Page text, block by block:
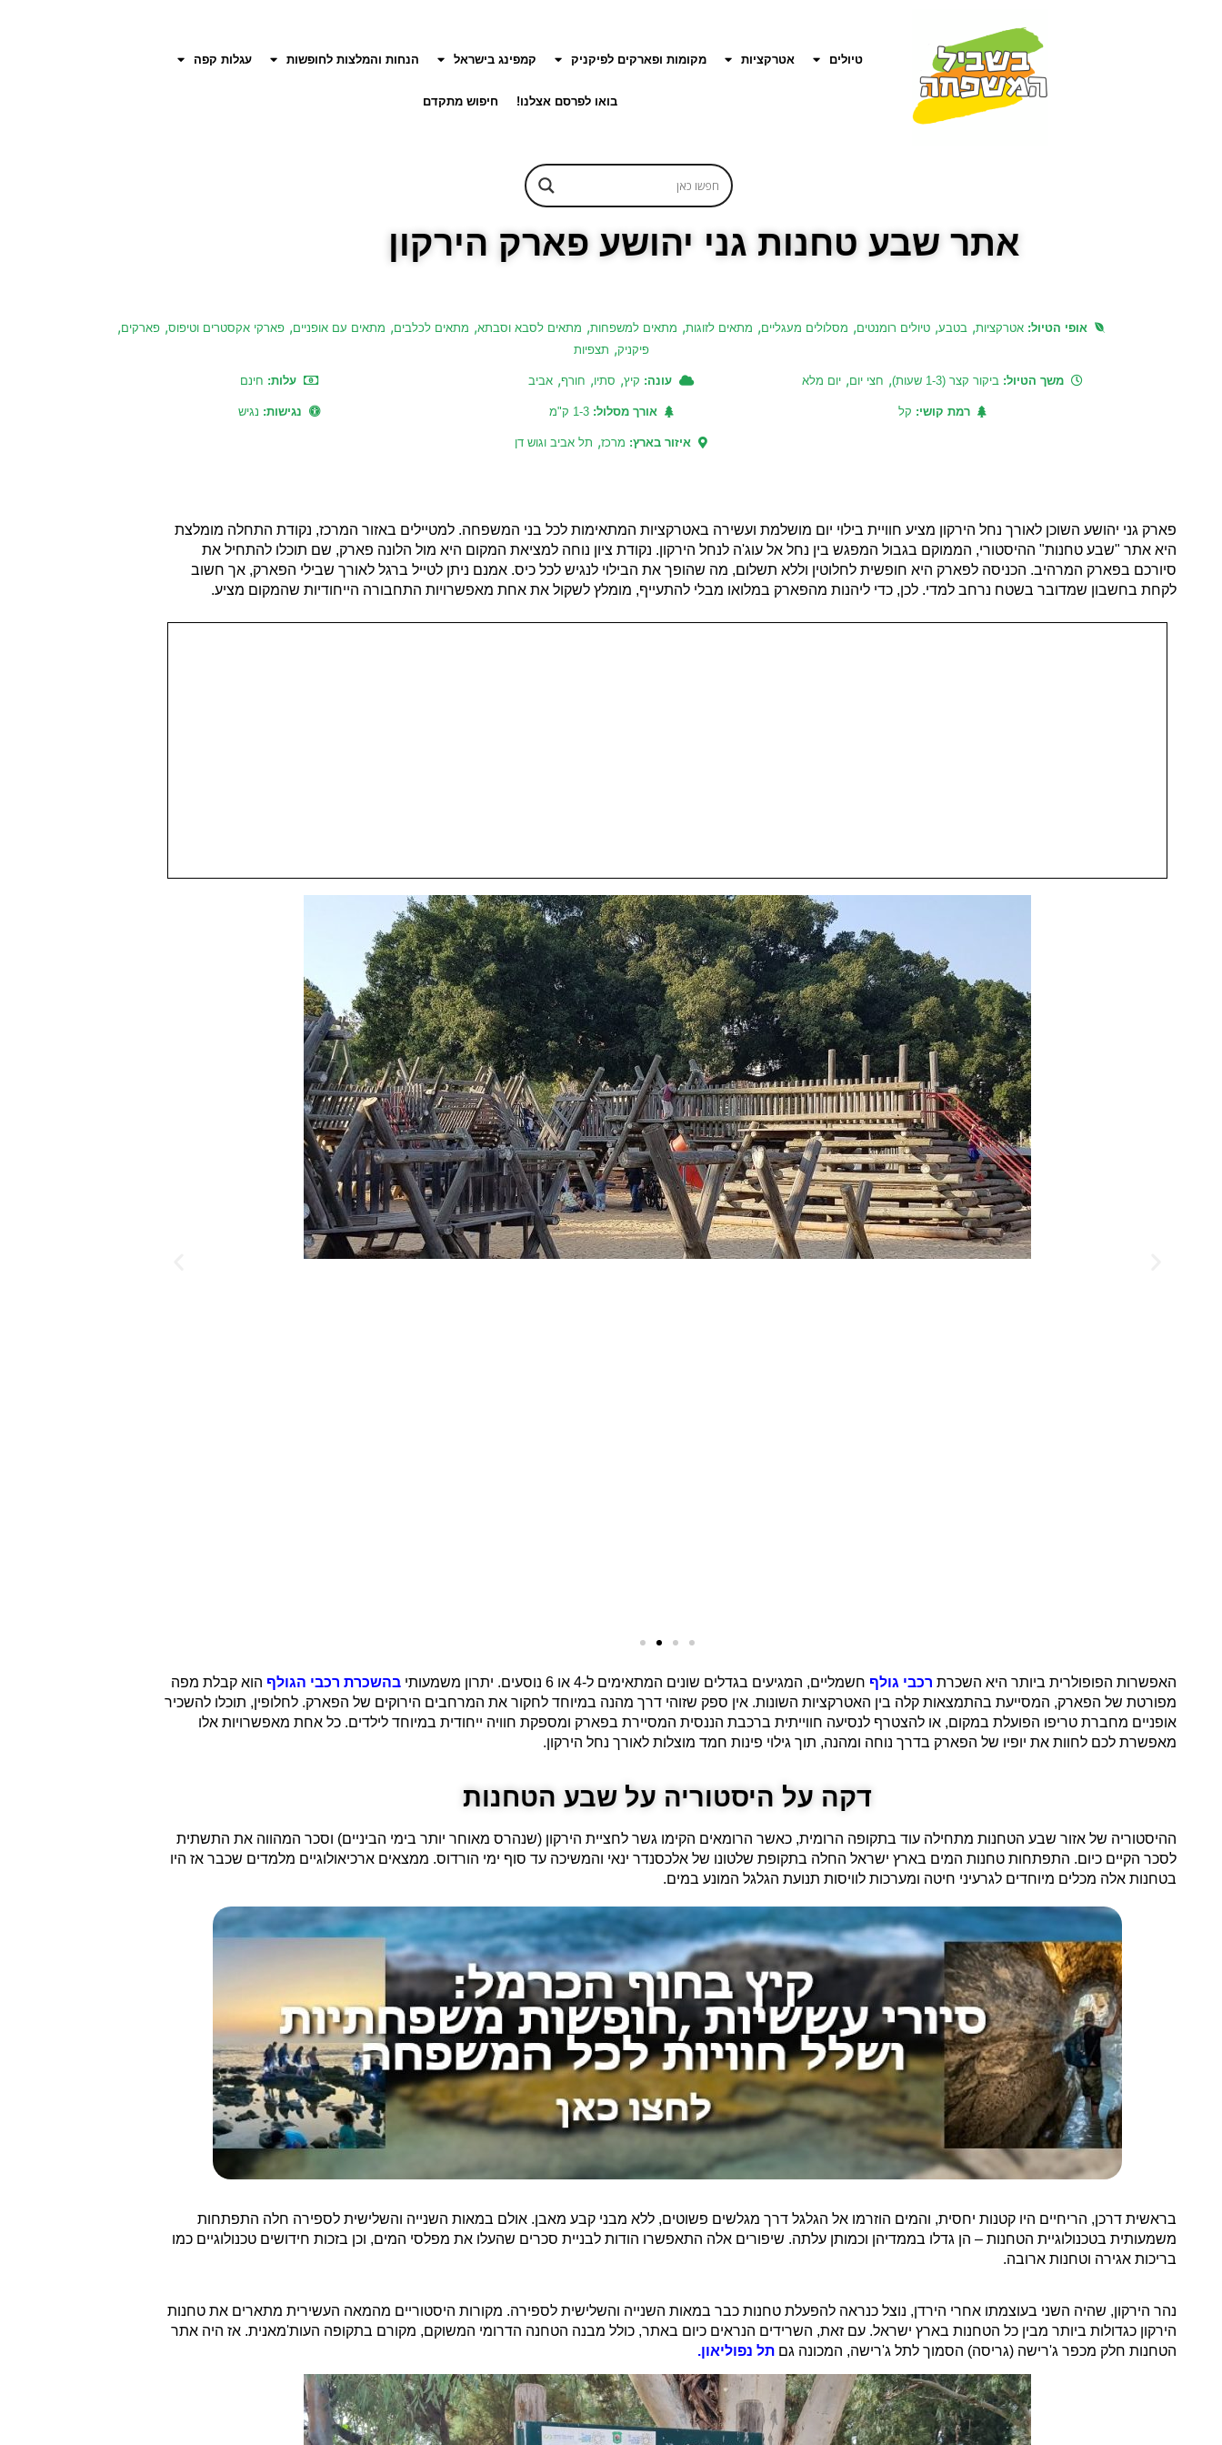
טיולים אטרקציות מקומות ופארקים לפיקניק קמפינג בישראל הנחות והמלצות לחופשות עגלות קפה
בואו לפרסם אצלנו! חיפוש מתקדם
אתר שבע טחנות גני יהושע פארק הירקון
אופי הטיול: אטרקציות, בטבע, טיולים רומנטים, מסלולים מעגליים, מתאים לזוגות, מתאים למשפחות, מתאים לסבא וסבתא, מתאים לכלבים, מתאים עם אופניים, פארקי אקסטרים וטיפוס, פארקים,
פיקניק, תצפיות
משך הטיול: ביקור קצר (1-3 שעות) , חצי יום, יום מלא עונה: קיץ, סתיו, חורף, אביב עלות: חינם
רמת קושי: קל אורך מסלול:1-3 ק"מ נגישות: נגיש
איזור בארץ: מרכז, תל אביב וגוש דן
פארק גני יהושע השוכן לאורך נחל הירקון מציע חוויית בילוי יום מושלמת ועשירה באטרקציות המתאימות לכל בני המשפחה. למטיילים באזור המרכז, נקודת התחלה מומלצת
היא אתר "שבע טחנות" ההיסטורי, הממוקם בגבול המפגש בין נחל אל עוג'ה לנחל הירקון. נקודת ציון נוחה למציאת המקום היא מול הלונה פארק, שם תוכלו להתחיל את
סיורכם בפארק המרהיב. הכניסה לפארק היא חופשית לחלוטין וללא תשלום, מה שהופך את הבילוי לנגיש לכל כיס. אמנם ניתן לטייל ברגל לאורך שבילי הפארק, אך חשוב
לקחת בחשבון שמדובר בשטח נרחב למדי. לכן, כדי ליהנות מהפארק במלואו מבלי להתעייף, מומלץ לשקול את אחת מאפשרויות התחבורה הייחודיות שהמקום מציע.
האפשרות הפופולרית ביותר היא השכרת רכבי גולף חשמליים, המגיעים בגדלים שונים המתאימים ל-4 או 6 נוסעים. יתרון משמעותי בהשכרת רכבי הגולף הוא קבלת מפה
מפורטת של הפארק, המסייעת בהתמצאות קלה בין האטרקציות השונות. אין ספק שזוהי דרך מהנה במיוחד לחקור את המרחבים הירוקים של הפארק. לחלופין, תוכלו להשכיר
אופניים מחברת טריפו הפועלת במקום, או להצטרף לנסיעה חווייתית ברכבת הננסית המסיירת בפארק ומספקת חוויה ייחודית במיוחד לילדים. כל אחת מאפשרויות אלו
מאפשרת לכם לחוות את יופיו של הפארק בדרך נוחה ומהנה, תוך גילוי פינות חמד מוצלות לאורך נחל הירקון.
דקה על היסטוריה על שבע הטחנות
ההיסטוריה של אזור שבע הטחנות מתחילה עוד בתקופה הרומית, כאשר הרומאים הקימו גשר לחציית הירקון (שנהרס מאוחר יותר בימי הביניים) וסכר המהווה את התשתית
לסכר הקיים כיום. התפתחות טחנות המים בארץ ישראל החלה בתקופת שלטונו של אלכסנדר ינאי והמשיכה עד סוף ימי הורדוס. ממצאים ארכיאולוגיים מלמדים שכבר אז היו
בטחנות אלה מכלים מיוחדים לגרעיני חיטה ומערכות לוויסות תנועת הגלגל המונע במים.
בראשית דרכן, הריחיים היו קטנות יחסית, והמים הוזרמו אל הגלגל דרך מגלשים פשוטים, ללא מבני קבע מאבן. אולם במאות השנייה והשלישית לספירה חלה התפתחות
משמעותית בטכנולוגיית הטחנות – הן גדלו בממדיהן וכמותן עלתה. שיפורים אלה התאפשרו הודות לבניית סכרים שהעלו את מפלסי המים, וכן בזכות חידושים טכנולוגיים כמו
בריכות אגירה וטחנות ארובה.
נהר הירקון, שהיה השני בעוצמתו אחרי הירדן, נוצל כנראה להפעלת טחנות כבר במאות השנייה והשלישית לספירה. מקורות היסטוריים מהמאה העשירית מתארים את טחנות
הירקון כגדולות ביותר מבין כל הטחנות בארץ ישראל. עם זאת, השרידים הנראים כיום באתר, כולל מבנה הטחנה הדרומי המשוקם, מקורם בתקופה העות'מאנית. אז היה אתר
הטחנות חלק מכפר ג'רישה (גריסה) הסמוך לתל ג'רישה, המכונה גם תל נפוליאון.